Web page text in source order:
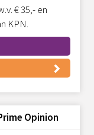
€ 35,- en
KPN.
Opinion